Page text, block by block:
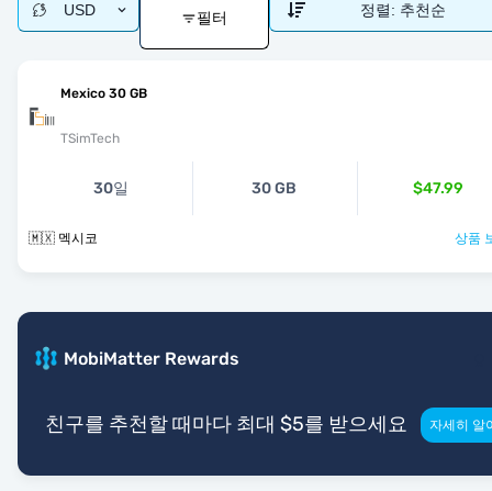
USD 필터 정렬: 추천순
Mexico 30 GB
TSimTech
30일 30 GB $47.99
🇲🇽 멕시코 상품
MobiMatter Rewards
친구를 추천할 때마다 최대 $5를 받으세요 자세히 알